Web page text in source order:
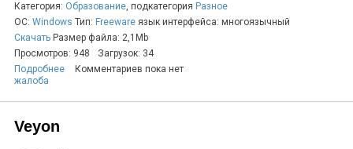
Категория: Образование, подкатегория Разное
ОС: Windows Тип: Freeware язык интерфейса: многоязычный
Скачать Размер файла: 2,1Mb
Просмотров: 948
Загрузок: 34
Подробнее
Комментариев пока нет
жалоба
Veyon